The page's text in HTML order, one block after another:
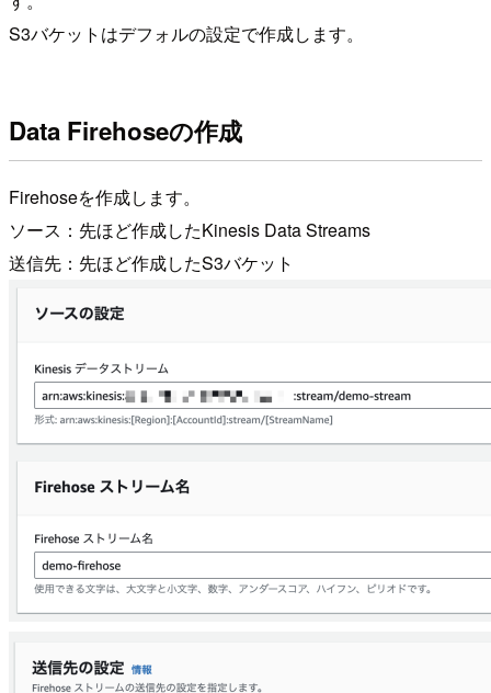
S3バケットはデフォルの設定で作成します。
Data Firehoseの作成
Firehoseを作成します。
ソース：先ほど作成したKinesis Data Streams
送信先：先ほど作成したS3バケット